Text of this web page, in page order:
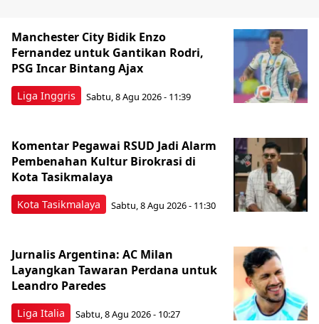
Liga Inggris
Manchester City Bidik Enzo
Fernandez untuk Gantikan Rodri,
PSG Incar Bintang Ajax
Sabtu, 8 Agu 2026 - 11:39
Kota Tasikmalaya
Komentar Pegawai RSUD Jadi Alarm
Pembenahan Kultur Birokrasi di
Kota Tasikmalaya
Sabtu, 8 Agu 2026 - 11:30
Liga Italia
Jurnalis Argentina: AC Milan
Layangkan Tawaran Perdana untuk
Leandro Paredes
Sabtu, 8 Agu 2026 - 10:27